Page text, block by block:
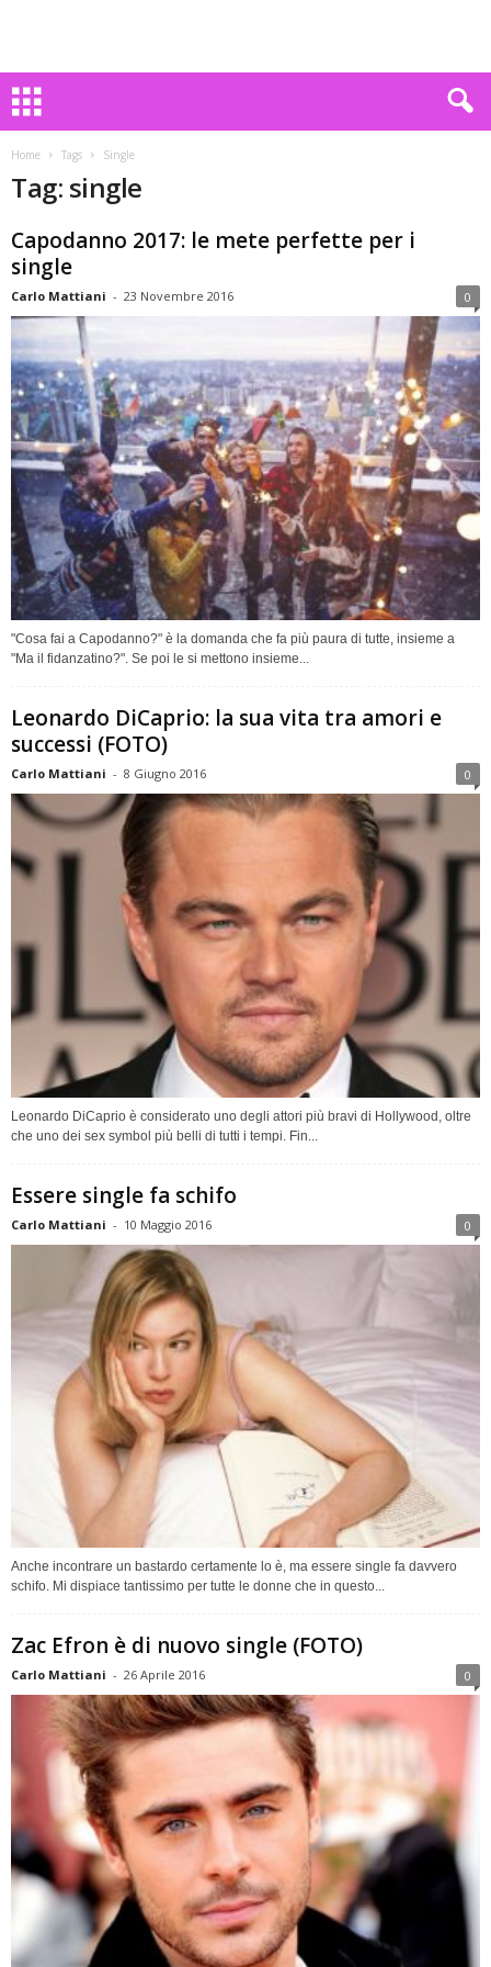
Home Tags Single
Tag: single
Capodanno 2017: le mete perfette per i
single
Carlo Mattiani - 23 Novembre 2016 0
"Cosa fai a Capodanno?" è la domanda che fa più paura di tutte, insieme a
"Ma il fidanzatino?". Se poi le si mettono insieme...
Leonardo DiCaprio: la sua vita tra amori e
successi (FOTO)
Carlo Mattiani - 8 Giugno 2016 0
Leonardo DiCaprio è considerato uno degli attori più bravi di Hollywood, oltre
che uno dei sex symbol più belli di tutti i tempi. Fin...
Essere single fa schifo
Carlo Mattiani - 10 Maggio 2016 0
Anche incontrare un bastardo certamente lo è, ma essere single fa davvero
schifo. Mi dispiace tantissimo per tutte le donne che in questo...
Zac Efron è di nuovo single (FOTO)
Carlo Mattiani - 26 Aprile 2016 0